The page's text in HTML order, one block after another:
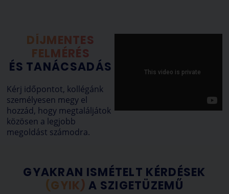
DÍJMENTES
FELMÉRÉS
ÉS TANÁCSADÁS
Kérj időpontot, kollégánk
személyesen megy el
hozzád, hogy megtaláljátok
közösen a legjobb
megoldást számodra.
GYAKRAN ISMÉTELT KÉRDÉSEK
(GYIK) A SZIGETÜZEMŰ